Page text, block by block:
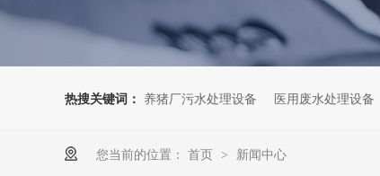
热搜关键词： 养猪厂污水处理设备 医用废水处理设备
您当前的位置： 首页 > 新闻中心